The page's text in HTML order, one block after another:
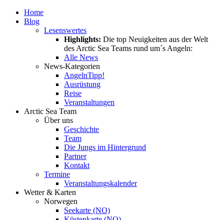
Home
Blog
Lesenswertes
Highlights: Die top Neuigkeiten aus der Welt
des Arctic Sea Teams rund um´s Angeln:
Alle News
News-Kategorien
AngelnTipp!
Ausrüstung
Reise
Veranstaltungen
Arctic Sea Team
Über uns
Geschichte
Team
Die Jungs im Hintergrund
Partner
Kontakt
Termine
Veranstaltungskalender
Wetter & Karten
Norwegen
Seekarte (NO)